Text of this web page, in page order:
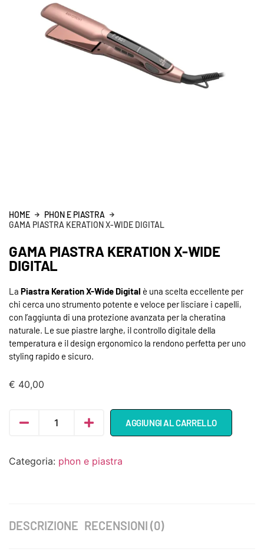
HOME
PHON E PIASTRA
GAMA PIASTRA KERATION X-WIDE DIGITAL
GAMA PIASTRA KERATION X-WIDE
DIGITAL
La Piastra Keration X-Wide Digital è una scelta eccellente per
chi cerca uno strumento potente e veloce per lisciare i capelli,
con l’aggiunta di una protezione avanzata per la cheratina
naturale. Le sue piastre larghe, il controllo digitale della
temperatura e il design ergonomico la rendono perfetta per uno
styling rapido e sicuro.
€ 40,00
AGGIUNGI AL CARRELLO
Categoria: phon e piastra
DESCRIZIONE RECENSIONI (0)